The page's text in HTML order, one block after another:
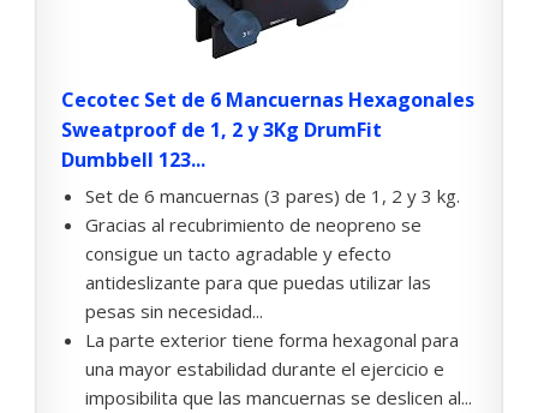
Cecotec Set de 6 Mancuernas Hexagonales
Sweatproof de 1, 2 y 3Kg DrumFit
Dumbbell 123...
Set de 6 mancuernas (3 pares) de 1, 2 y 3 kg.
Gracias al recubrimiento de neopreno se
consigue un tacto agradable y efecto
antideslizante para que puedas utilizar las
pesas sin necesidad...
La parte exterior tiene forma hexagonal para
una mayor estabilidad durante el ejercicio e
imposibilita que las mancuernas se deslicen al...